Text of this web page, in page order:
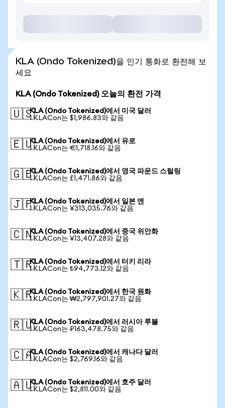
KLA (Ondo Tokenized)을 인기 통화로 환전해 보
세요
KLA (Ondo Tokenized) 오늘의 환전 가격
🇺🇸KLA (Ondo Tokenized)에서 미국 달러
1 KLACon는 $1,986.83와 같음
🇪🇺KLA (Ondo Tokenized)에서 유로
1 KLACon는 €1,718.16와 같음
🇬🇧KLA (Ondo Tokenized)에서 영국 파운드 스털링
1 KLACon는 £1,471.86와 같음
🇯🇵KLA (Ondo Tokenized)에서 일본 엔
1 KLACon는 ¥313,035.76와 같음
🇨🇳KLA (Ondo Tokenized)에서 중국 위안화
1 KLACon는 ¥13,407.28와 같음
🇹🇷KLA (Ondo Tokenized)에서 터키 리라
1 KLACon는 ₺94,773.12와 같음
🇰🇷KLA (Ondo Tokenized)에서 한국 원화
1 KLACon는 ₩2,797,901.27와 같음
🇷🇺KLA (Ondo Tokenized)에서 러시아 루블
1 KLACon는 ₽163,478.75와 같음
🇨🇦KLA (Ondo Tokenized)에서 캐나다 달러
1 KLACon는 $2,769.16와 같음
🇦🇺KLA (Ondo Tokenized)에서 호주 달러
1 KLACon는 $2,811.00와 같음